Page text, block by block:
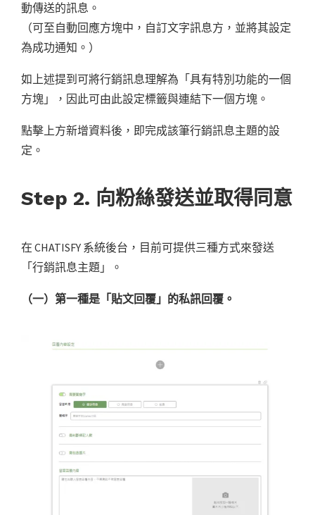
動傳送的訊息。
（可至自動回應方塊中，自訂文字訊息方，並將其設定
為成功通知。）
如上述提到可將行銷訊息理解為「具有特別功能的一個
方塊」，因此可由此設定標籤與連結下一個方塊。
點擊上方新增資料後，即完成該筆行銷訊息主題的設
定。
Step 2. 向粉絲發送並取得同意
在 CHATISFY 系統後台，目前可提供三種方式來發送
「行銷訊息主題」。
（一）第一種是「貼文回覆」的私訊回覆。